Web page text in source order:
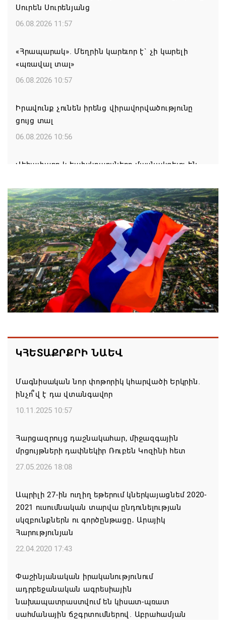
Սուրեն Սուրենյանց
06.08.2026 11:57
«Հրապարակ». Մեղրին կարեւոր է` չի կարելի
«պռավալ տալ»
06.08.2026 10:57
Իրավունք չունեն իրենց վիրավորվածությունը
ցույց տալ
06.08.2026 10:56
Վեհափառը և եպիսկոպոսները մասնակցելու են
06.08.2026 10:10
Մոսկվան և Երևանը քննարկում են Կապանում ՌԴ-
ի գլխավոր հյուպատոսության և Վլադիկավկազում
ՀՀ-ի հյուպատոսական բաժանմունքի բացումը
06.08.2026 10:06
Վահագն Ալեքսանյանն ընտրվեց Ազգային
ժողովի նախագահի տեղակալ
Ռուսաստանի նավթագազային եկամուտները
տարվա առաջին յոթ ամիսներին նվազել են 17%-
05.08.2026 17:13
Բաքուն ողջունել է Փաշինյանի «իրական
05.08.2026 16:36
Ձերբակալվել է Գագիկ Ծառուկյանի «Մուլտի
05.08.2026 16:32
Օգոստոսի 7-ին Գորիսում՝ 90-ականների մեծ
Սպառված իշխանության ախտանիշը
05.08.2026 14:27
ԿՀԵՏԱՔՐՔՐԻ ՆԱԵՎ
Մագնիսական նոր փոթորիկ կհարվածի Երկրին.
ինչո՞վ է դա վտանգավոր
10.11.2025 10:57
Հարցազրույց դաշնակահար, միջազգային
մրցույթների դափնեկիր Ռուբեն Կոզինի հետ
27.05.2026 18:08
Ապրիլի 27-ին ուղիղ եթերում կներկայացնեմ 2020-
2021 ուսումնական տարվա ընդունելության
սկզբունքներն ու գործընթացը․ Արայիկ
Հարությունյան
22.04.2020 17:43
Փաշինյանական իրականությունում
ադրբեջանական ագրեսիային
նախապատրաստվում են կիսատ-պռատ
սահմանային ճշգրտումներով. Աբրահամյան